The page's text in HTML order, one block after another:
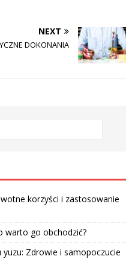
NEXT
DOKONANIA
korzyści i zastosowanie
warto go obchodzić?
Zdrowie i samopoczucie